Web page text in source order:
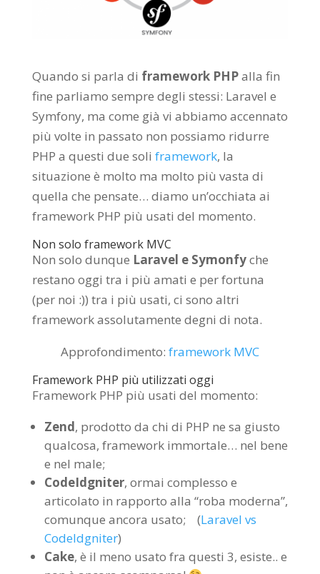
Quando si parla di framework PHPalla fin
fine parliamo sempre degli stessi: Laravel e
Symfony, ma come già vi abbiamo accennato
più volte in passato non possiamo ridurre
PHP a questi due soli framework, la
situazione è molto ma molto più vasta di
quella che pensate… diamo un’occhiata ai
framework PHP più usati del momento.
Non solo framework MVC
Non solo dunque Laravel e Symonfyche
restano oggi tra i più amati e per fortuna
(per noi :)) tra i più usati, ci sono altri
framework assolutamente degni di nota.
Approfondimento: framework MVC
Framework PHP più utilizzati oggi
Framework PHP più usati del momento:
Zend, prodotto da chi di PHP ne sa giusto
qualcosa, framework immortale… nel bene
e nel male;
CodeIdgniter, ormai complesso e
articolato in rapporto alla “roba moderna”,
comunque ancora usato; (Laravel vs
CodeIdgniter)
Cake, è il meno usato fra questi 3, esiste.. e